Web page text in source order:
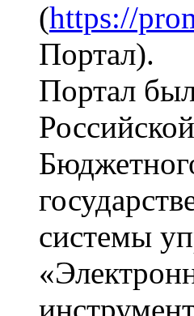
(https://
Портал).
Портал
системы